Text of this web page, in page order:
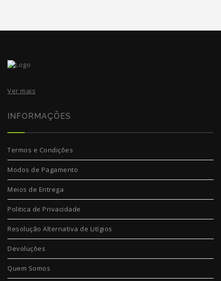
Ver mais
INFORMAÇÕES
Termos e Condições
Modos de Pagamento
Meios de Entrega
Politica de Privacidade
Resolução Alternativa de Litígios
Devoluções
Quem Somos